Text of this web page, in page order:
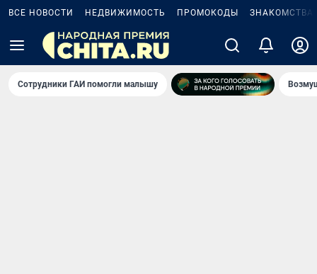
ВСЕ НОВОСТИ НЕДВИЖИМОСТЬ ПРОМОКОДЫ ЗНАКОМСТВА
Сотрудники ГАИ помогли малышу